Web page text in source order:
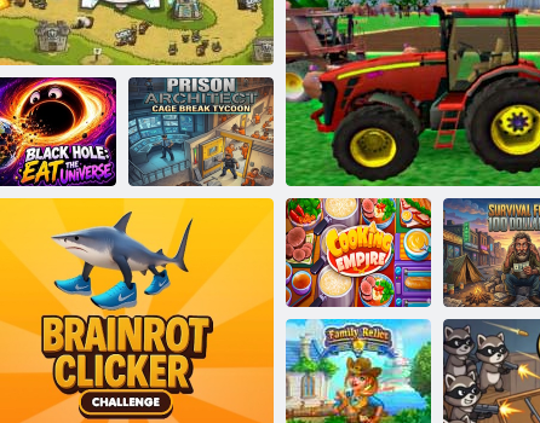
Imperia Online
Krallık Rush
Salgın
Simülatörü
Mayın
Traktör Çiftçiliği 2018
Kara Delik:
Evreni Yiyin
Hapishane
Mimarı: Cage
Break Tycoon
Yemek
İmparatorluğu
100
hayatta